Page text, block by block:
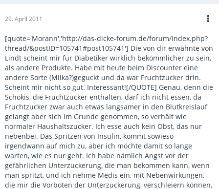
29. April 2011
[quote='Morann','http://das-dicke-forum.de/forum/index.php?
thread/&postID=105741#post105741'] Die von dir erwähnte von
Lindt scheint mir für Diabetiker wirklich bekömmlicher zu sein,
als andere Produkte. Habe mit heute beim Discounter eine
andere Sorte (Milka?)geguckt und da war Fruchtzucker drin.
Scheint mir nicht so gut. Interessant![/QUOTE] Genau, denn die
Schokis, die Fruchtzucker enthalten, darf ich nicht essen, da
Fruchtzucker zwar auch etwas langsamer in den Blutkreislauf
gelangt aber sich im Grunde genommen, so verhält wie
normaler Haushaltszucker. Ich esse auch kein Obst, das nur
nebenbei. Das Spritzen von Insulin, kommt sowieso
irgendwann auf mich zu, aber ich möchte damit so lange
warten, wie es nur geht. Ich habe nämlich Angst vor der
gefährlichen Unterzuckerung, die man bekommen kann, wenn
man spritzt, und ich nehme Medis ein, mit Nebenwirkungen,
die mir die Vorboten der Unterzuckerung, verschleiern können,